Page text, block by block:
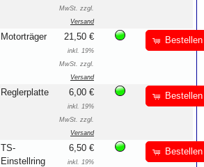
MwSt. zzgl.
Versand
Motorträger 21,50 €
inkl. 19%
MwSt. zzgl.
Versand
Bestellen
Reglerplatte 6,00 €
inkl. 19%
MwSt. zzgl.
Versand
Bestellen
TS-
Einstellring
6,50 €
inkl. 19%
Bestellen